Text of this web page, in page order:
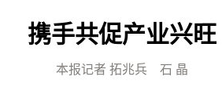
携手共促产业兴旺
本报记者 拓兆兵 石 晶
西宁市湟中区西堡镇生态奶牛养殖基地，智
资分析、环境监测等关键信息。“我们从国外